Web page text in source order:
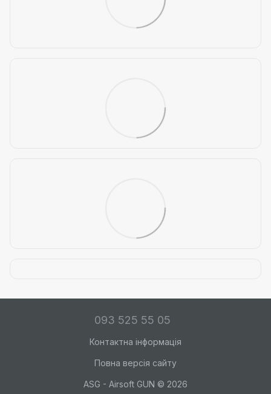
093 525 55 05
Контактна інформація
Повна версія сайту
ASG - Airsoft GUN © 2026